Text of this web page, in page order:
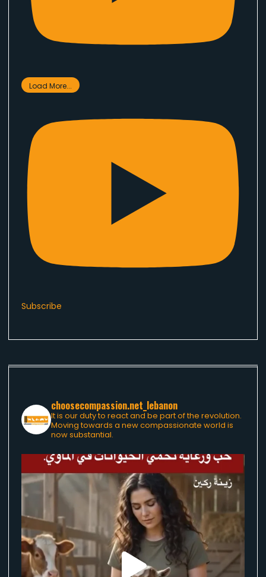
Load More...
Subscribe
choosecompassion.net_lebanon
It is our duty to react and be part of the revolution.
Moving towards a new compassionate world is
now substantial.